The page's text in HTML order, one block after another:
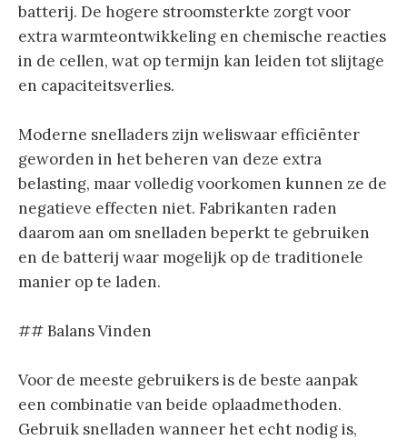
batterij. De hogere stroomsterkte zorgt voor
extra warmteontwikkeling en chemische reacties
in de cellen, wat op termijn kan leiden tot slijtage
en capaciteitsverlies.
Moderne snelladers zijn weliswaar efficiënter
geworden in het beheren van deze extra
belasting, maar volledig voorkomen kunnen ze de
negatieve effecten niet. Fabrikanten raden
daarom aan om snelladen beperkt te gebruiken
en de batterij waar mogelijk op de traditionele
manier op te laden.
## Balans Vinden
Voor de meeste gebruikers is de beste aanpak
een combinatie van beide oplaadmethoden.
Gebruik snelladen wanneer het echt nodig is,